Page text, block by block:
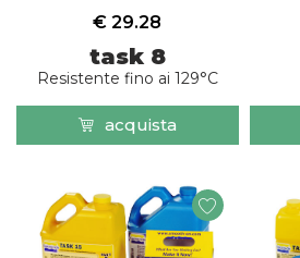
task 8
Resistente fino ai 129°C
€ 29.28
acquista